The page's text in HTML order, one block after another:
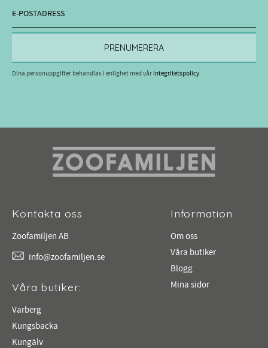
PRENUMERERA
Dina personuppgifter behandlas i enlighet med vårintegritetspolicy.
Kontakta oss
Zoofamiljen AB
info@zoofamiljen.se
Våra butiker:
Varberg
Kungsbacka
Kungälv
Information
Om oss
Våra butiker
Blogg
Mina sidor